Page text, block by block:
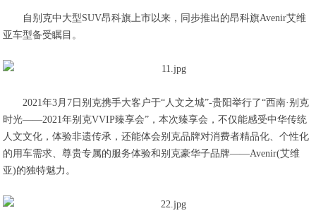
自别克中大型SUV昂科旗上市以来，同步推出的昂科旗Avenir艾维
亚车型备受瞩目。
2021年3月7日别克携手大客户于“人文之城”-贵阳举行了“西南·别克
时光——2021年别克VVIP臻享会”，本次臻享会，不仅能感受中华传统
人文文化，体验非遗传承，还能体会别克品牌对消费者精品化、个性化
的用车需求、尊贵专属的服务体验和别克豪华子品牌——Avenir(艾维
亚)的独特魅力。